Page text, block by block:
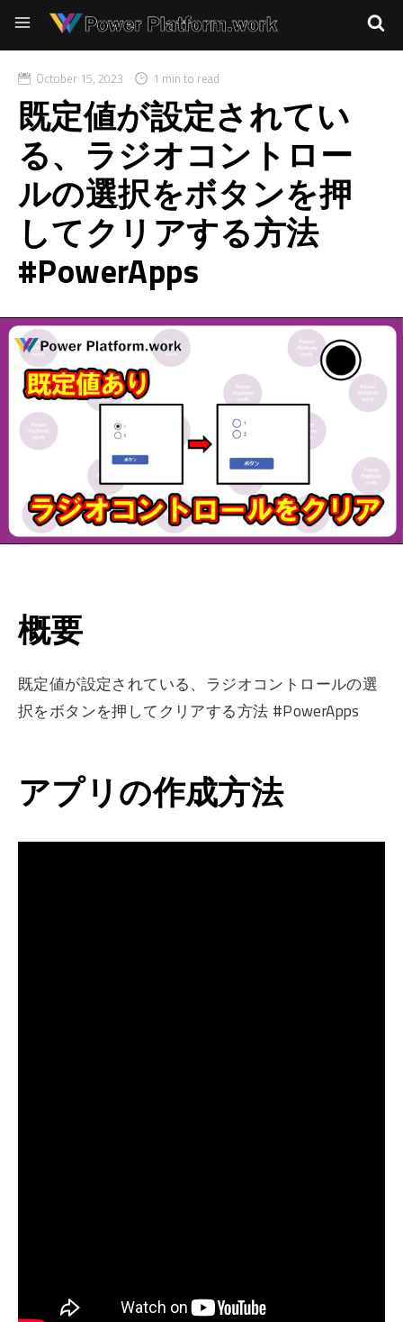
October 15, 2023 1 min to read
既定値が設定されてい
る、ラジオコントロー
ルの選択をボタンを押
してクリアする方法
#PowerApps
概要
既定値が設定されている、ラジオコントロールの選
択をボタンを押してクリアする方法 #PowerApps
アプリの作成方法